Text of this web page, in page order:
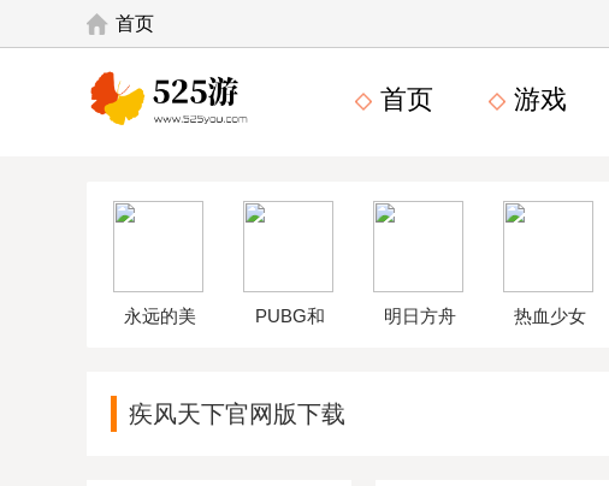
首页
首页 游戏
永远的美
解版
PUBG和
验服
明日方舟 热血少女
疾风天下官网版下载